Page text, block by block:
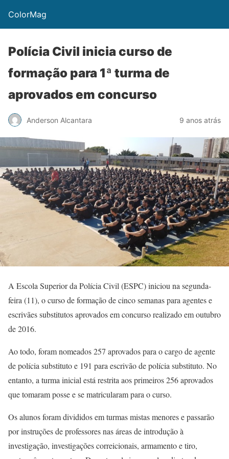
ColorMag
Polícia Civil inicia curso de
formação para 1ª turma de
aprovados em concurso
Anderson Alcantara 9 anos atrás
A Escola Superior da Polícia Civil (ESPC) iniciou na segunda-
feira (11), o curso de formação de cinco semanas para agentes e
escrivães substitutos aprovados em concurso realizado em outubro
de 2016.
Ao todo, foram nomeados 257 aprovados para o cargo de agente
de polícia substituto e 191 para escrivão de polícia substituto. No
entanto, a turma inicial está restrita aos primeiros 256 aprovados
que tomaram posse e se matricularam para o curso.
Os alunos foram divididos em turmas mistas menores e passarão
por instruções de professores nas áreas de introdução à
investigação, investigações correicionais, armamento e tiro,